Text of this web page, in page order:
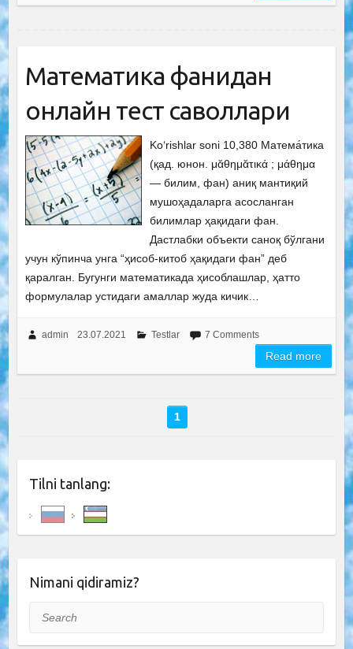
Математика фанидан
онлайн тест саволлари
Ko‘rishlar soni 10,380 Матема́тика
(қад. юнон. μᾰθημᾰτικά ; μάθημα
— билим, фан) аниқ мантиқий
мушоҳадаларга асосланган
билимлар ҳақидаги фан.
Дастлабки объекти саноқ бўлгани
учун кўпинча унга “ҳисоб-китоб ҳақидаги фан” деб
қаралган. Бугунги математикада ҳисоблашлар, ҳатто
формулалар устидаги амаллар жуда кичик…
admin 23.07.2021 Testlar 7 Comments
Read more
1
Tilni tanlang:
Nimani qidiramiz?
Search